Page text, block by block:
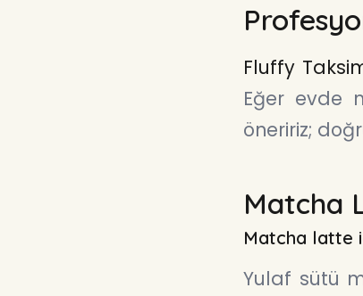
Fluffy
Eğer evde
öneririz;
Matcha
Matcha latte
Yulaf sütü